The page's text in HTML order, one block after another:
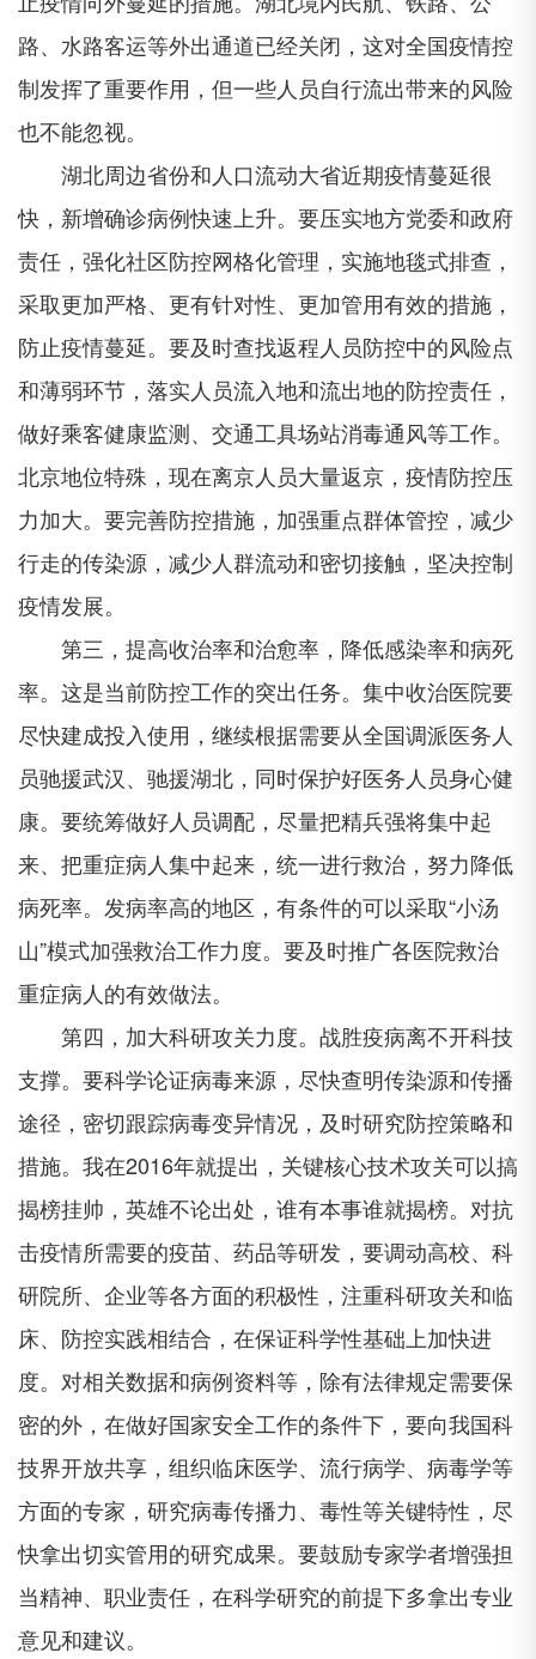
路、水路客运等外出通道已经关闭，这对全国疫情控
制发挥了重要作用，但一些人员自行流出带来的风险
也不能忽视。
湖北周边省份和人口流动大省近期疫情蔓延很
快，新增确诊病例快速上升。要压实地方党委和政府
责任，强化社区防控网格化管理，实施地毯式排查，
采取更加严格、更有针对性、更加管用有效的措施，
防止疫情蔓延。要及时查找返程人员防控中的风险点
和薄弱环节，落实人员流入地和流出地的防控责任，
做好乘客健康监测、交通工具场站消毒通风等工作。
北京地位特殊，现在离京人员大量返京，疫情防控压
力加大。要完善防控措施，加强重点群体管控，减少
行走的传染源，减少人群流动和密切接触，坚决控制
疫情发展。
第三，提高收治率和治愈率，降低感染率和病死
率。这是当前防控工作的突出任务。集中收治医院要
尽快建成投入使用，继续根据需要从全国调派医务人
员驰援武汉、驰援湖北，同时保护好医务人员身心健
康。要统筹做好人员调配，尽量把精兵强将集中起
来、把重症病人集中起来，统一进行救治，努力降低
病死率。发病率高的地区，有条件的可以采取“小汤
山”模式加强救治工作力度。要及时推广各医院救治
重症病人的有效做法。
第四，加大科研攻关力度。战胜疫病离不开科技
支撑。要科学论证病毒来源，尽快查明传染源和传播
途径，密切跟踪病毒变异情况，及时研究防控策略和
措施。我在2016年就提出，关键核心技术攻关可以搞
揭榜挂帅，英雄不论出处，谁有本事谁就揭榜。对抗
击疫情所需要的疫苗、药品等研发，要调动高校、科
研院所、企业等各方面的积极性，注重科研攻关和临
床、防控实践相结合，在保证科学性基础上加快进
度。对相关数据和病例资料等，除有法律规定需要保
密的外，在做好国家安全工作的条件下，要向我国科
技界开放共享，组织临床医学、流行病学、病毒学等
方面的专家，研究病毒传播力、毒性等关键特性，尽
快拿出切实管用的研究成果。要鼓励专家学者增强担
当精神、职业责任，在科学研究的前提下多拿出专业
意见和建议。